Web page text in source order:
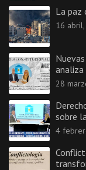
La paz
16
analiza
28
sobre
4